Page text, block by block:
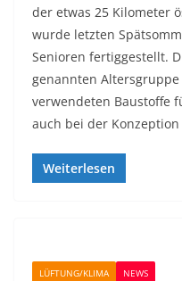
der etwas 25 Kilometer
wurde letzten
Senioren fertiggestellt.
genannten
verwendeten Baustoffe
auch bei der Konzeption
Weiterlesen
LÜFTUNG/KLIMA NEWS